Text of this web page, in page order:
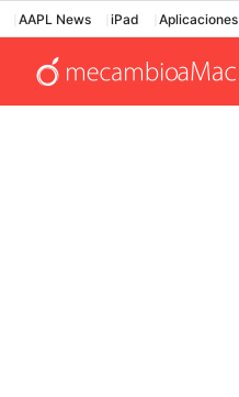
AAPL News iPad Aplicaciones